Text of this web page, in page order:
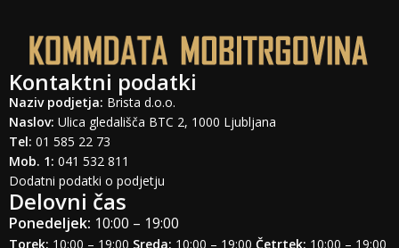
Kontaktni podatki
Naziv podjetja: Brista d.o.o.
Naslov: Ulica gledališča BTC 2, 1000 Ljubljana
Tel: 01 585 22 73
Mob. 1: 041 532 811
Dodatni podatki o podjetju
Delovni čas
Ponedeljek: 10:00 – 19:00
Torek: 10:00 – 19:00 Sreda: 10:00 – 19:00 Četrtek: 10:00 – 19:00